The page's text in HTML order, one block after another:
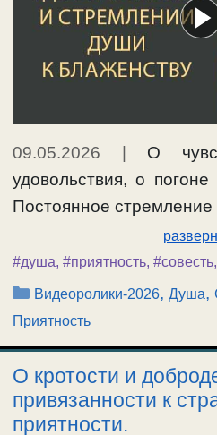
09.05.2026
О
удовольствия, о
Постоянное
#душа, #приятность, #совесть,
Рубрики
Видеоролики-2026,Душа,
Приятность
О кротости и
привязанности к
приятности.